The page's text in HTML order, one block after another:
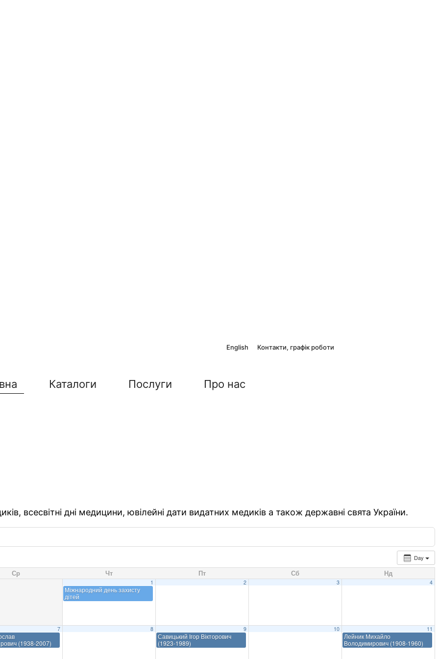
English Контакти, графік роботи
Каталоги Послуги Про нас
всесвітні дні медицини, ювілейні дати видатних медиків а також державні свята України.
Day
Ср Чт Пт Сб Нд
1
Міжнародний день захисту
дітей
2 3 4
7
(1938-2007)
8 9
Савицький Ігор Вікторович
(1923-1989)
10 11
Лейник Михайло
Володимирович (1908-1960)